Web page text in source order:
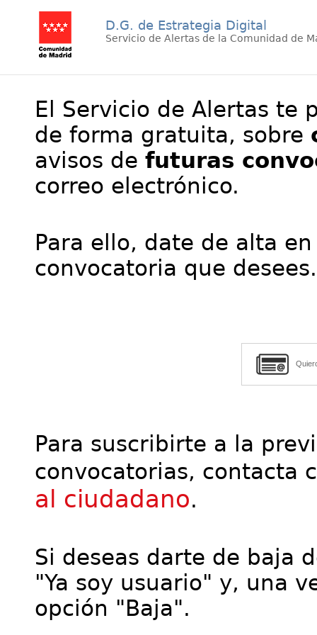
D.G. de Estrategia Digital
Servicio de Alertas de la Comunidad de
El Servicio de Alertas te
de forma gratuita, sobre
avisos de futuras
correo electrónico.
Para ello, date de alta
convocatoria que desees.
Para suscribirte a la
convocatorias, contacta
al ciudadano.
Si deseas darte de baja
"Ya soy usuario" y, una
opción "Baja".